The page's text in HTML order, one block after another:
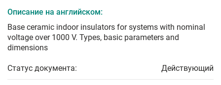
Описание на английском:
Base ceramic indoor insulators for systems with nominal
voltage over 1000 V. Types, basic parameters and
dimensions
Статус документа: Действующий